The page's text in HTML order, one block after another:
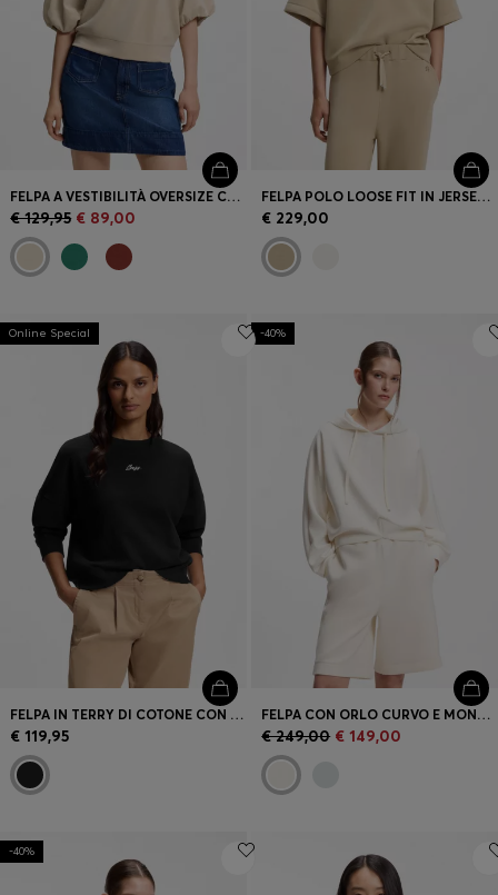
FAQ e assistenza
Trova negozio
Lingua (
IT €
FELPA A VESTIBILITÀ OVERSIZE CON MANICHE CORTE A PALLONCINO
€ 129,95 € 89,00
FELPA POLO LOOSE FIT IN JERSEY SCUBA
€ 229,00
Online Special
FELPA IN TERRY DI COTONE CON LOGO SCRITTO A MANO
€ 119,95
-40%
FELPA CON ORLO CURVO E MONOGRAMMA DOUBLE B
€ 249,00 € 149,00
-40%